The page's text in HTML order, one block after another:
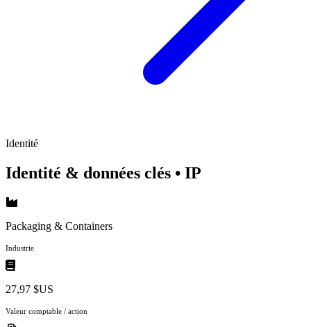
Identité
Identité & données clés • IP
Packaging & Containers
Industrie
27,97 $US
Valeur comptable / action